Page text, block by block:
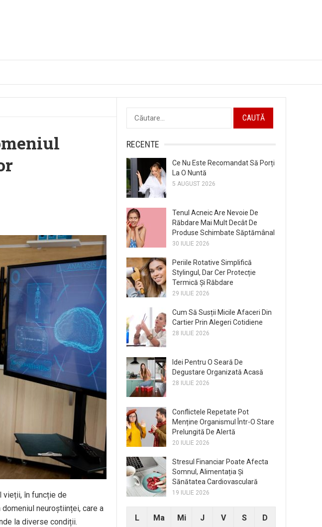
vieții, în funcție de
neuroștiinței, care a
la diverse condiții.
Caută
după:
RECENTE
Ce Nu Este Recomandat Să Porți
La O Nuntă
5 AUGUST 2026
Tenul Acneic Are Nevoie De
Răbdare Mai Mult Decât De
Produse Schimbate Săptămânal
30 IULIE 2026
Periile Rotative Simplifică
Stylingul, Dar Cer Protecție
Termică Și Răbdare
29 IULIE 2026
Cum Să Susții Micile Afaceri Din
Cartier Prin Alegeri Cotidiene
28 IULIE 2026
Idei Pentru O Seară De
Degustare Organizată Acasă
28 IULIE 2026
Conflictele Repetate Pot
Menține Organismul Într-O Stare
Prelungită De Alertă
20 IULIE 2026
Stresul Financiar Poate Afecta
Somnul, Alimentația Și
Sănătatea Cardiovasculară
19 IULIE 2026
L Ma Mi J V S D